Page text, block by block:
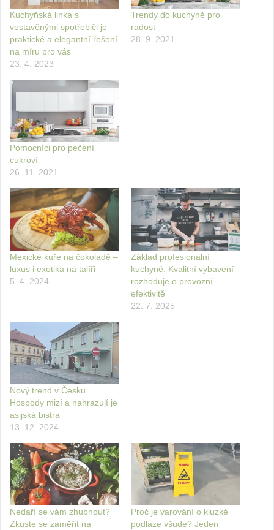
Kuchyňská linka s
vestavěnými spotřebiči je
praktické a elegantní řešení
na míru pro vás
23. 4. 2023
Trendy do kuchyně pro
radost
28. 9. 2021
Pomocníci pro pečení
cukroví
26. 11. 2021
Mexické kuře na čokoládě –
luxus i exotika na talíři
5. 4. 2024
Základ profesionální
kuchyně: Kvalitní vybavení
rozhoduje o provozní
efektivitě
22. 7. 2025
Nový trend v Česku.
Hospody mizí a nahrazují je
asijská bistra
13. 12. 2024
Nedaří se vám zhubnout?
Zkuste se zaměřit na
Proč je varování o kluzké
podlaze všude? Jeden